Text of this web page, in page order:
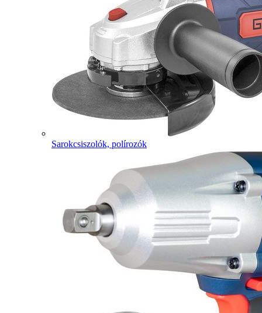
Sarokcsiszolók, polírozók